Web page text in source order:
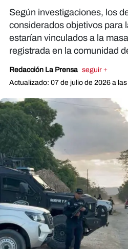
Según investigaciones, los
considerados objetivos para
estarían vinculados a la
registrada en la comunidad
Redacción La Prensa seguir +
Actualizado: 07 de julio de 2026 a